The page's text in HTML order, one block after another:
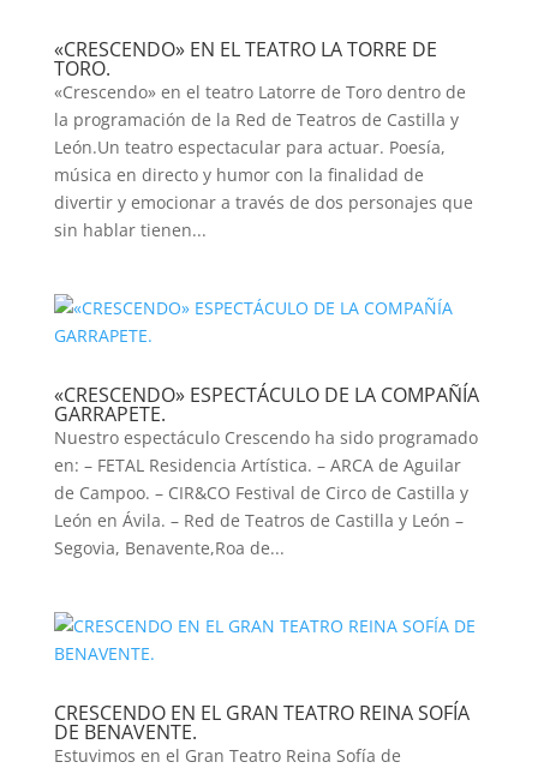
«CRESCENDO» EN EL TEATRO LA TORRE DE
TORO.
«Crescendo» en el teatro Latorre de Toro dentro de
la programación de la Red de Teatros de Castilla y
León.Un teatro espectacular para actuar. Poesía,
música en directo y humor con la finalidad de
divertir y emocionar a través de dos personajes que
sin hablar tienen...
«CRESCENDO» ESPECTÁCULO DE LA COMPAÑÍA
GARRAPETE.
Nuestro espectáculo Crescendo ha sido programado
en: – FETAL Residencia Artística. – ARCA de Aguilar
de Campoo. – CIR&CO Festival de Circo de Castilla y
León en Ávila. – Red de Teatros de Castilla y León –
Segovia, Benavente,Roa de...
CRESCENDO EN EL GRAN TEATRO REINA SOFÍA
DE BENAVENTE.
Estuvimos en el Gran Teatro Reina Sofía de